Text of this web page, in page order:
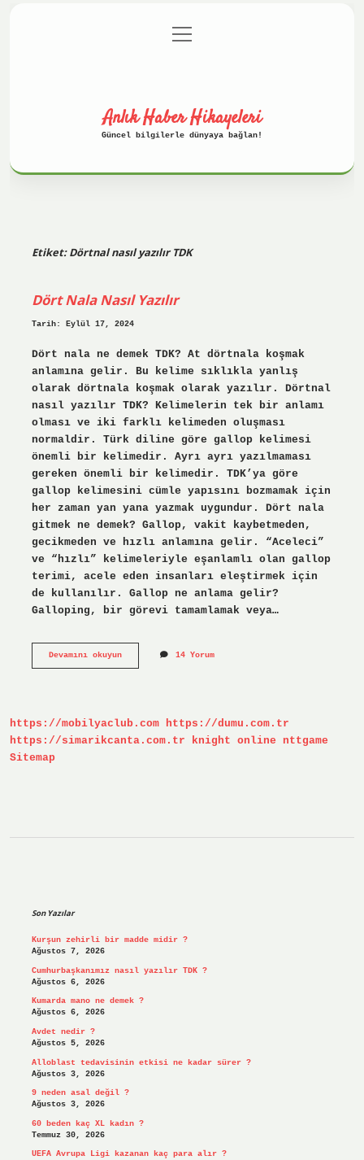
Gizlilik Politikası
menüyü
aç
Anlık Haber Hikayeleri
Güncel bilgilerle dünyaya bağlan!
Etiket:Dörtnal nasıl yazılır TDK
Dört Nala Nasıl Yazılır
Tarih: Eylül 17, 2024
Dört nala ne demek TDK? At dörtnala koşmak
anlamına gelir. Bu kelime sıklıkla yanlış
olarak dörtnala koşmak olarak yazılır. Dörtnal
nasıl yazılır TDK? Kelimelerin tek bir anlamı
olması ve iki farklı kelimeden oluşması
normaldir. Türk diline göre gallop kelimesi
önemli bir kelimedir. Ayrı ayrı yazılmaması
gereken önemli bir kelimedir. TDK’ya göre
gallop kelimesini cümle yapısını bozmamak için
her zaman yan yana yazmak uygundur. Dört nala
gitmek ne demek? Gallop, vakit kaybetmeden,
gecikmeden ve hızlı anlamına gelir. “Aceleci”
ve “hızlı” kelimeleriyle eşanlamlı olan gallop
terimi, acele eden insanları eleştirmek için
de kullanılır. Gallop ne anlama gelir?
Galloping, bir görevi tamamlamak veya…
Devamını okuyunDört
14 Yorum
https://mobilyaclub.com https://dumu.com.tr
https://simarikcanta.com.tr
knight online
nttgame
Sitemap
Son Yazılar
Kurşun zehirli bir madde midir ?
Ağustos 7, 2026
Cumhurbaşkanımız nasıl yazılır TDK ?
Ağustos 6, 2026
Kumarda mano ne demek ?
Ağustos 6, 2026
Avdet nedir ?
Ağustos 5, 2026
Alloblast tedavisinin etkisi ne kadar sürer ?
Ağustos 3, 2026
9 neden asal değil ?
Ağustos 3, 2026
60 beden kaç XL kadın ?
Temmuz 30, 2026
UEFA Avrupa Ligi kazanan kaç para alır ?